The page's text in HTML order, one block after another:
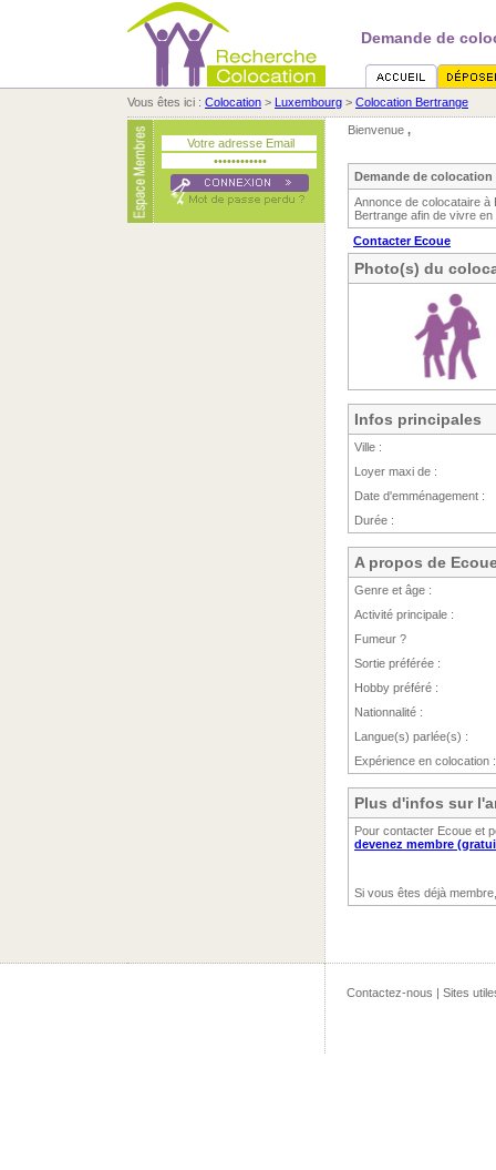
Demande de
Vous êtes ici : Colocation > Luxembourg > Colocation Bertrange
Bienvenue ,
Demande de colocation
Annonce de colocataire à
Bertrange afin de vivre en
Contacter Ecoue
Photo(s) du
Infos principales
Ville :
Loyer maxi de :
Date d'emménagement :
Durée :
A propos de
Genre et âge :
Activité principale :
Fumeur ?
Sortie préférée :
Hobby préféré :
Nationnalité :
Langue(s) parlée(s) :
Expérience en colocation :
Plus d'infos sur
Pour contacter Ecoue et
devenez membre
Si vous êtes déjà
Contactez-nous | Sites